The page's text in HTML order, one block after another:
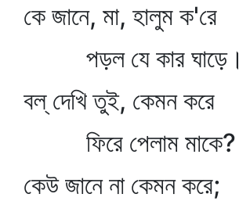
কে জানে, মা, হালুম ক'রে
পড়ল যে কার ঘাড়ে।
বল্‌ দেখি তুই, কেমন করে
ফিরে পেলাম মাকে?
কেউ জানে না কেমন করে;